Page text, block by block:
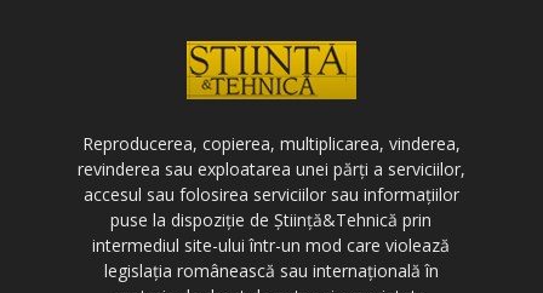
Reproducerea, copierea, multiplicarea, vinderea,
revinderea sau exploatarea unei părți a serviciilor,
accesul sau folosirea serviciilor sau informațiilor
puse la dispoziție de Știință&Tehnică prin
intermediul site-ului într-un mod care violează
legislația românească sau internațională în